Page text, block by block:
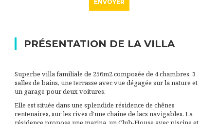
PRÉSENTATION DE LA VILLA
Superbe villa familiale de 256m2 composée de 4 chambres, 3
salles de bains, une terrasse avec vue dégagée sur la nature et
un garage pour deux voitures.
Elle est située dans une splendide résidence de chênes
centenaires, sur les rives d’une chaîne de lacs navigables. La